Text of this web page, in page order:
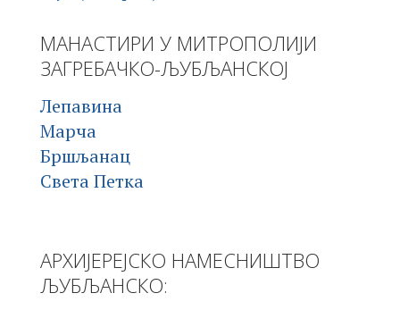
МАНАСТИРИ У МИТРОПОЛИЈИ
ЗАГРЕБАЧКО-ЉУБЉАНСКОЈ
Лепавина
Марча
Бршљанац
Света Петка
АРХИЈЕРЕЈСКО НАМЕСНИШТВО
ЉУБЉАНСКО: